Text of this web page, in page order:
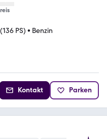
PS) • Benzin
Kontakt Parken